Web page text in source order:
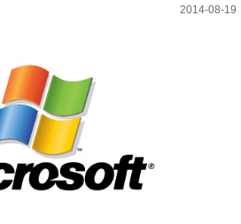
2014-08-19